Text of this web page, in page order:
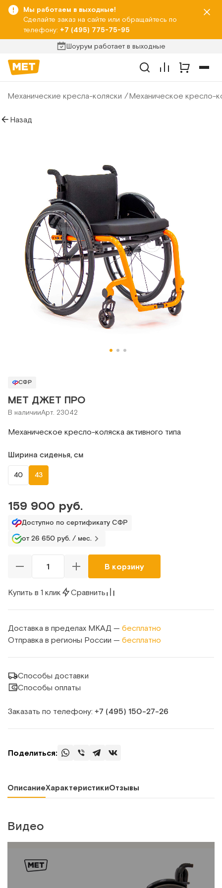
Мы работаем в выходные!
Сделайте заказ на сайте или обращайтесь по
телефону: +7 (495) 775-75-95
Шоурум работает в выходные
Механические кресла-коляски Механическое кресло-
Назад
СФР
МЕТ ДЖЕТ ПРО
В наличииАрт. 23042
Механическое кресло-коляска активного типа
Ширина сиденья, см
40 43
159 900 руб.
Доступно по сертификату СФР
от 26 650 руб. / мес.
В корзину
Купить в 1 клик Сравнить
Доставка в пределах МКАД — бесплатно
Отправка в регионы России — бесплатно
Способы доставки
Способы оплаты
Заказать по телефону: +7 (495) 150‑27‑26
Поделиться:
ОписаниеХарактеристикиОтзывы
Видео